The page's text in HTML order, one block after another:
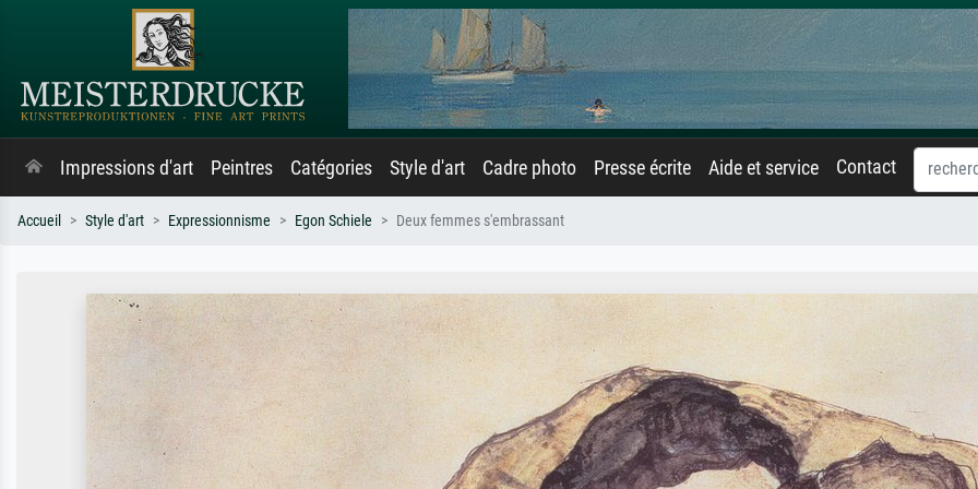
Impressions d'art Peintres Catégories Style d'art Cadre photo Presse écrite Aide et service Contact
Accueil Style d'art Expressionnisme Egon Schiele Deux femmes s'embrassant